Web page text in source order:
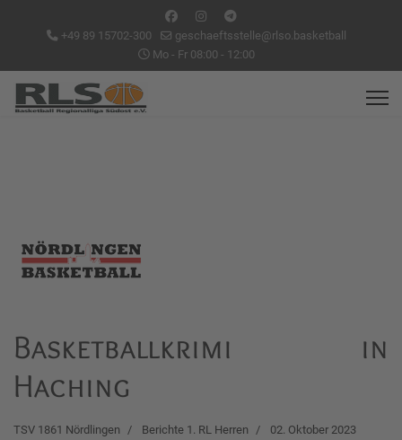
+49 89 15702-300
geschaeftsstelle@rlso.basketball
Mo - Fr 08:00 - 12:00
Basketballkrimi in
Haching
TSV 1861 Nördlingen Berichte 1. RL Herren
02. Oktober 2023